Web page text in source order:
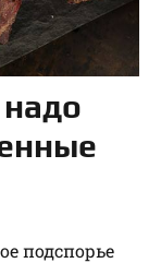
подспорье